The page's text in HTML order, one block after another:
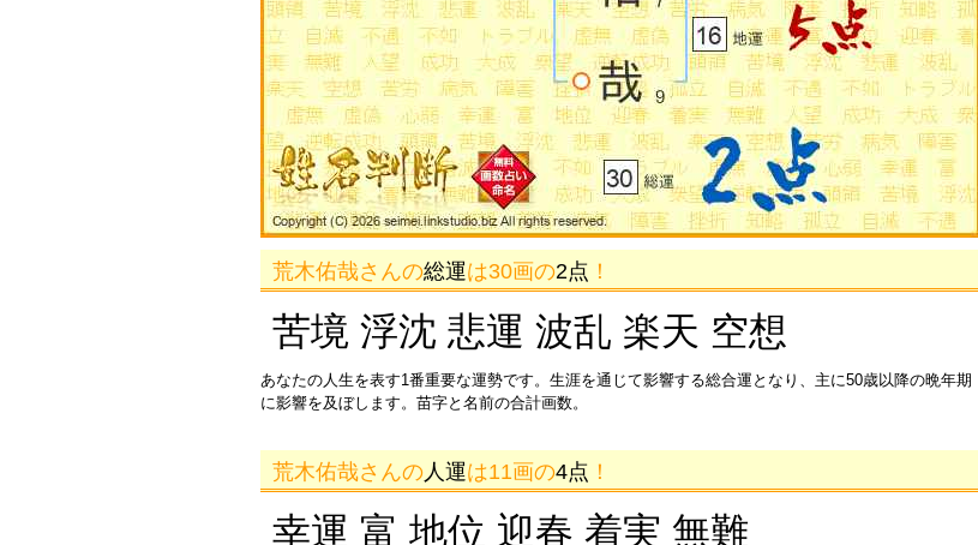
荒木佑哉さんの総運は30画の2点 ！
苦境 浮沈 悲運 波乱 楽天 空想
あなたの人生を表す1番重要な運勢です。生涯を通じて影響する総合運となり、主に50歳以降の晩年期
に影響を及ぼします。苗字と名前の合計画数。
荒木佑哉さんの 人運は11画の4点 ！
幸運 富 地位 迎春 着実 無難